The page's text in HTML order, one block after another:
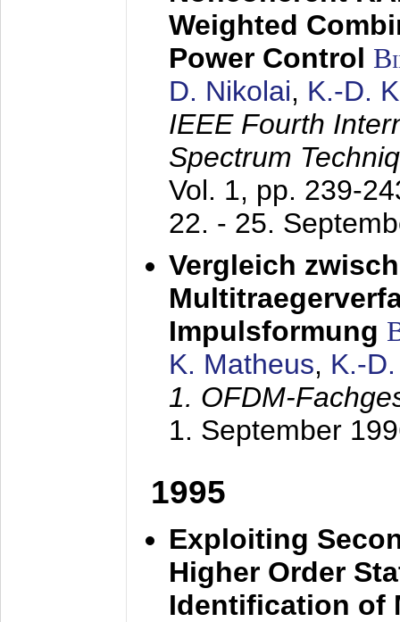
Weighted
Power Control
D. Nikolai, K.-D.
IEEE Fourth
Spectrum
Vol. 1, pp. 239-
22. - 25.
Vergleich
Impulsformung
K. Matheus, K.-
1. OFDM-
1. September
1995
Exploiting
Higher Order
Identification of